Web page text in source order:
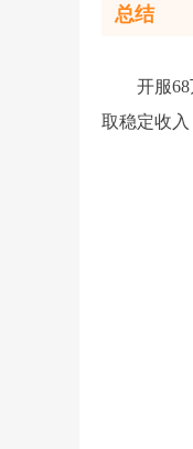
总结
开服
取稳定收